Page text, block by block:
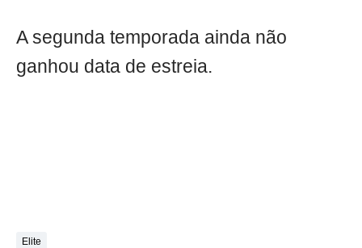
A segunda temporada ainda não
ganhou data de estreia.
Elite